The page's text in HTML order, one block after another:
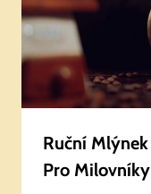
Ruční
Pro